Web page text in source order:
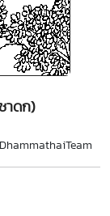
าดก)
DhammathaiTeam